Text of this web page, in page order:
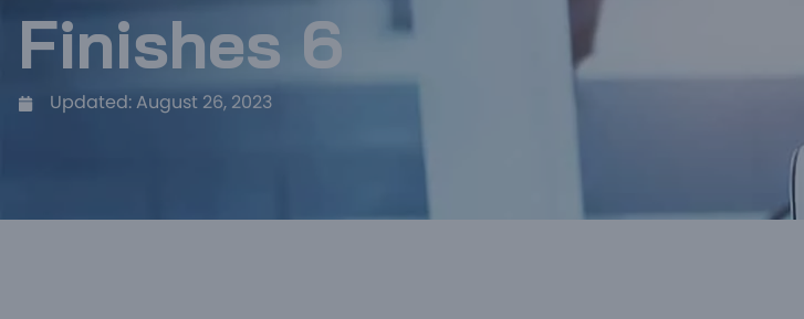
Finishes 6
Updated:August 26, 2023